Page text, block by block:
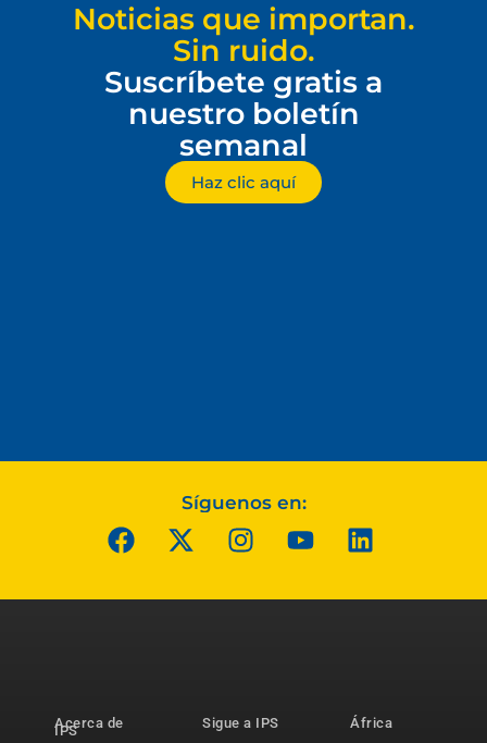
Noticias que importan.
Sin ruido.
Suscríbete gratis a
nuestro boletín
semanal
Haz clic aquí
Síguenos en:
Acerca de
IPS
Sigue a IPS
África